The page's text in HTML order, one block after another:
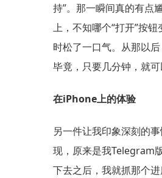
持”。那一瞬间真的有点
上，不知哪个“打开”按
时松了一口气。从那以
毕竟，只要几分钟，就
在iPhone上的体验
另一件让我印象深刻的
现，原来是我Telegram
下去之后，我就抓那个